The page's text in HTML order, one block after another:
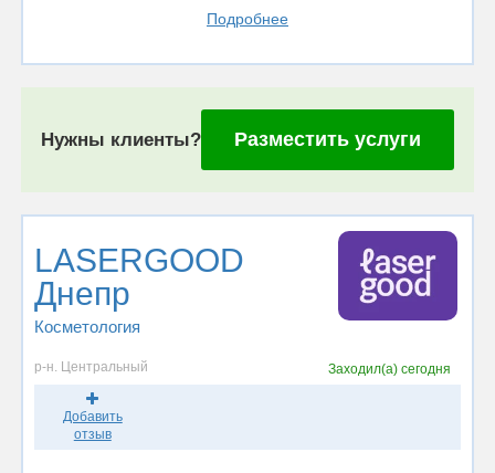
Подробнее
Нужны клиенты? Разместить услуги
LASERGOOD
Днепр
Косметология
р-н. Центральный Заходил(а)сегодня
Добавить
отзыв